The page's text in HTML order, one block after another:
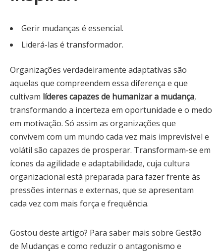
Gerir mudanças é essencial.
Liderá-las é transformador.
Organizações verdadeiramente adaptativas são
aquelas que compreendem essa diferença e que
cultivam líderes capazes de humanizar a mudança,
transformando a incerteza em oportunidade e o medo
em motivação. Só assim as organizações que
convivem com um mundo cada vez mais imprevisível e
volátil são capazes de prosperar. Transformam-se em
ícones da agilidade e adaptabilidade, cuja cultura
organizacional está preparada para fazer frente às
pressões internas e externas, que se apresentam
cada vez com mais força e frequência.
Gostou deste artigo? Para saber mais sobre Gestão
de Mudanças e como reduzir o antagonismo e